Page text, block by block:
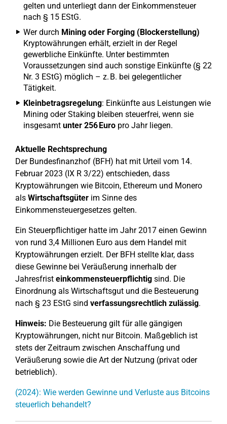
gelten und unterliegt dann der Einkommensteuer
nach § 15 EStG.
Wer durch Mining oder Forging (Blockerstellung)
Kryptowährungen erhält, erzielt in der Regel
gewerbliche Einkünfte. Unter bestimmten
Voraussetzungen sind auch sonstige Einkünfte (§ 22
Nr. 3 EStG) möglich – z. B. bei gelegentlicher
Tätigkeit.
Kleinbetragsregelung: Einkünfte aus Leistungen wie
Mining oder Staking bleiben steuerfrei, wenn sie
insgesamt unter 256 Euro pro Jahr liegen.
Aktuelle Rechtsprechung
Der Bundesfinanzhof (BFH) hat mit Urteil vom 14.
Februar 2023 (IX R 3/22) entschieden, dass
Kryptowährungen wie Bitcoin, Ethereum und Monero
als Wirtschaftsgüter im Sinne des
Einkommensteuergesetzes gelten.
Ein Steuerpflichtiger hatte im Jahr 2017 einen Gewinn
von rund 3,4 Millionen Euro aus dem Handel mit
Kryptowährungen erzielt. Der BFH stellte klar, dass
diese Gewinne bei Veräußerung innerhalb der
Jahresfrist einkommensteuerpflichtig sind. Die
Einordnung als Wirtschaftsgut und die Besteuerung
nach § 23 EStG sind verfassungsrechtlich zulässig.
Hinweis: Die Besteuerung gilt für alle gängigen
Kryptowährungen, nicht nur Bitcoin. Maßgeblich ist
stets der Zeitraum zwischen Anschaffung und
Veräußerung sowie die Art der Nutzung (privat oder
betrieblich).
(2024): Wie werden Gewinne und Verluste aus Bitcoins
steuerlich behandelt?